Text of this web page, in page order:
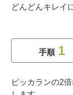
どんどんキレイ
手順 1
ピッカランの2